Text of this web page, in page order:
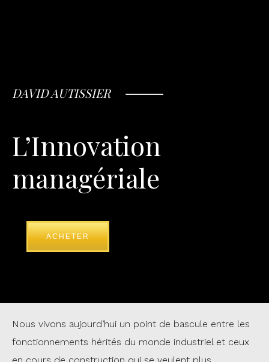
DAVID AUTISSIER
L’Innovation
managériale
ACHETER
Nous vivons aujourd’hui un point de bascule entre les
fonctionnements hérités du monde industriel et ceux